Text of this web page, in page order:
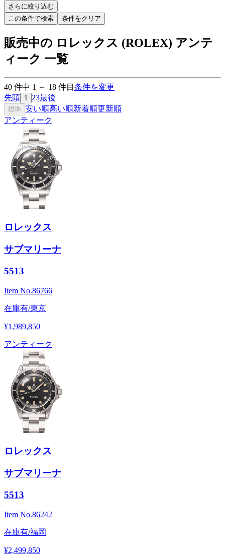
さらに絞り込む
この条件で検索
条件をクリア
販売中の ロレックス (ROLEX) アンテ
ィーク 一覧
40 件中 1 ～ 18 件目 条件を変更
先頭 1 23最後
標準 安い順高い順新着順更新順
アンティーク
ロレックス
サブマリーナ
5513
Item No.86766
在庫有/東京
¥1,989,850
アンティーク
ロレックス
サブマリーナ
5513
Item No.86242
在庫有/福岡
¥2,499,850